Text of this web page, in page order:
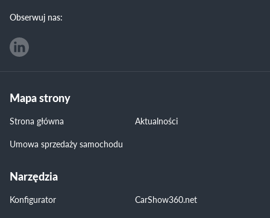
Obserwuj nas:
Mapa strony
Strona główna
Aktualności
Umowa sprzedaży samochodu
Narzędzia
Konfigurator
CarShow360.net